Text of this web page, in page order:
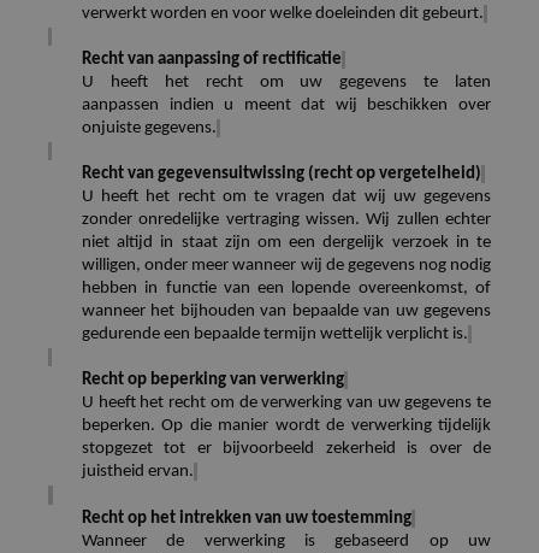
verwerkt worden en voor welke doeleinden dit gebeurt.
Recht van aanpassing of rectificatie
U heeft het recht om uw gegevens te laten
aanpassen
indien
u meent dat wij beschikken over
onjuiste gegevens.
Recht van gegevensuitwissing (recht op vergetelheid)
U heeft het recht om te vragen dat wij uw gegevens
zonder onredelijke vertraging wissen. Wij zullen echter
niet altijd in staat zijn om een dergelijk verzoek in te
willigen, onder meer wanneer wij de gegevens nog nodig
hebben in functie van een lopende overeenkomst, of
wanneer het bijhouden van bepaalde van uw gegevens
gedurende een bepaalde termijn wettelijk verplicht is.
Recht op beperking van verwerking
U heeft het recht om de verwerking van uw gegevens te
beperken. Op die manier wordt de verwerking tijdelijk
stopgezet tot er bijvoorbeeld zekerheid is over de
juistheid ervan.
Recht op het intrekken van uw toestemming
Wanneer de verwerking is gebaseerd op uw